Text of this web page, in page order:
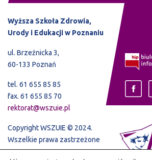
Wyższa Szkoła Zdrowia,
Urody i Edukacji w Poznaniu
ul. Brzeźnicka 3,
60-133 Poznań
tel. 61 655 85 85
fax. 61 655 85 70
rektorat@wszuie.pl
Copyright WSZUIE © 2024.
Wszelkie prawa zastrzeżone